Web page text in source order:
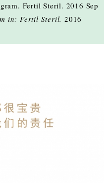
Fertil Steril. 2016 Sep
in: Fertil Steril. 2016